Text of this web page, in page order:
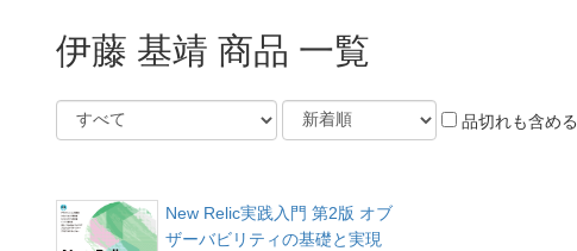
伊藤 基靖 商品 一覧
品切れも含める
New Relic実践入門 第2版 オブ
ザーバビリティの基礎と実現